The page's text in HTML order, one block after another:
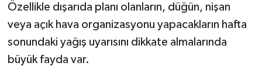
Özellikle dışarıda planı olanların, düğün, nişan
veya açık hava organizasyonu yapacakların hafta
sonundaki yağış uyarısını dikkate almalarında
büyük fayda var.